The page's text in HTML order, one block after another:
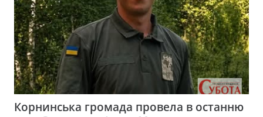
Корнинська громада провела в останню